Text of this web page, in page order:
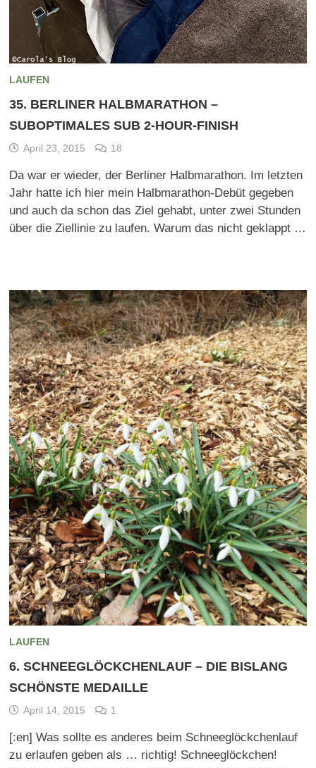
LAUFEN
35. BERLINER HALBMARATHON –
SUBOPTIMALES SUB 2-HOUR-FINISH
April 23, 2015 18
Da war er wieder, der Berliner Halbmarathon. Im letzten
Jahr hatte ich hier mein Halbmarathon-Debüt gegeben
und auch da schon das Ziel gehabt, unter zwei Stunden
über die Ziellinie zu laufen. Warum das nicht geklappt …
LAUFEN
6. SCHNEEGLÖCKCHENLAUF – DIE BISLANG
SCHÖNSTE MEDAILLE
April 14, 2015 1
[:en] Was sollte es anderes beim Schneeglöckchenlauf
zu erlaufen geben als … richtig! Schneeglöckchen!